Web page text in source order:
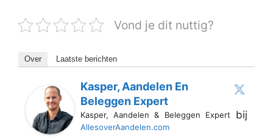
Vond je dit nuttig?
Over Laatste berichten
Kasper, Aandelen En
Beleggen Expert
Kasper, Aandelen & Beleggen Expert bij
AllesoverAandelen.com